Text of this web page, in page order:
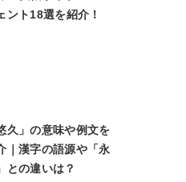
ント18選を紹介！
久」の意味や例文を
｜漢字の語源や「永
との違いは？